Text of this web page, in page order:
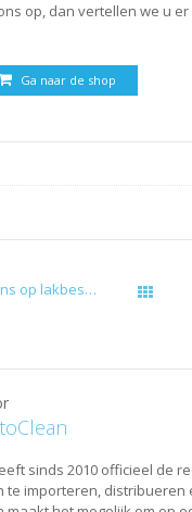
op, dan vertellen we u
Ga naar de shop
te verkleinen
sinds 2010 officieel de
te importeren,